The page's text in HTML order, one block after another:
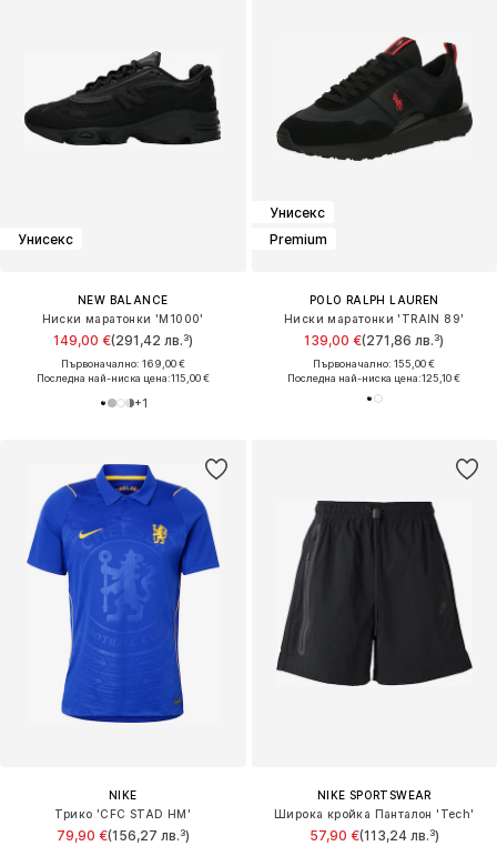
Унисекс
NEW BALANCE
Ниски маратонки 'M1000'
149,00 €(291,42 лв.³)
Първоначално: 169,00 €
Последна най-ниска цена:115,00 €
+1
Унисекс
Premium
POLO RALPH LAUREN
Ниски маратонки 'TRAIN 89'
139,00 €(271,86 лв.³)
Първоначално: 155,00 €
Последна най-ниска цена:125,10 €
NIKE
Трико 'CFC STAD HM'
79,90 €(156,27 лв.³)
NIKE SPORTSWEAR
Широка кройка Панталон 'Tech'
57,90 €(113,24 лв.³)